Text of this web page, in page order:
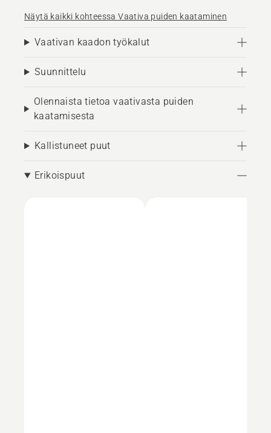
Näytä kaikki kohteessa Vaativa puiden kaataminen
Vaativan kaadon työkalut
Suunnittelu
Olennaista tietoa vaativasta puiden
kaatamisesta
Kallistuneet puut
Erikoispuut